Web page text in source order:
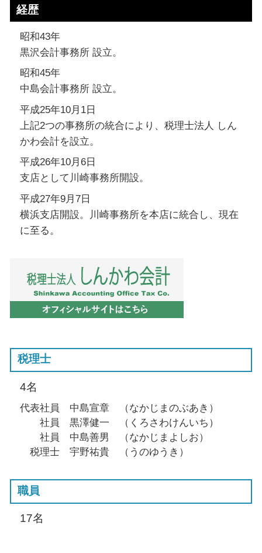
経歴
昭和43年
黒沢会計事務所 設立。
昭和45年
中島会計事務所 設立。
平成25年10月1日
上記2つの事務所の統合により、税理士法人 しん
かわ会計を設立。
平成26年10月6日
支店として川崎事務所開設。
平成27年9月7日
横浜支店開設。川崎事務所を本店に統合し、現在
に至る。
税理士
4名
代表社員 中島宣章 （なかじまのぶあき）
社員 黒澤健一 （くろさわけんいち）
社員 中島善男 （なかじまよしお）
税理士 宇野祐貴 （うのゆうき）
職員
17名